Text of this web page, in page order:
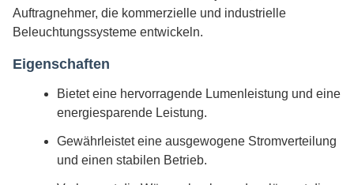
Auftragnehmer, die kommerzielle und industrielle
Beleuchtungssysteme entwickeln.
Eigenschaften
Bietet eine hervorragende Lumenleistung und eine
energiesparende Leistung.
Gewährleistet eine ausgewogene Stromverteilung
und einen stabilen Betrieb.